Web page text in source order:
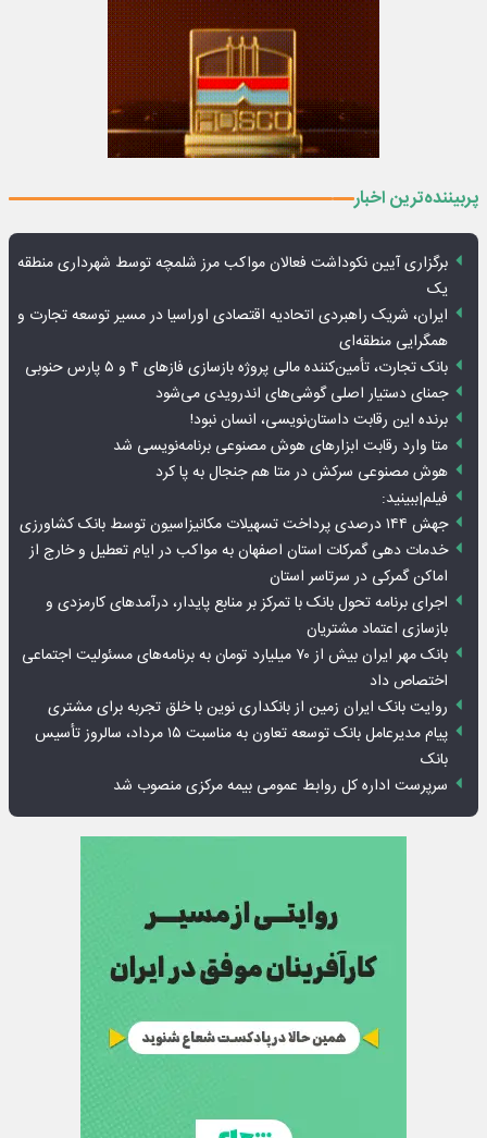
پربیننده‌ترین اخبار
برگزاری آیین نکوداشت فعالان مواکب مرز شلمچه توسط شهرداری منطقه
یک
ایران، شریک راهبردی اتحادیه اقتصادی اوراسیا در مسیر توسعه تجارت و
همگرایی منطقه‌ای
بانک تجارت، تأمین‌کننده مالی پروژه بازسازی فازهای ۴ و ۵ پارس حنوبی
جمنای دستیار اصلی گوشی‌های اندرویدی می‌شود
برنده این رقابت داستان‌نویسی، انسان نبود!
متا وارد رقابت ابزارهای هوش مصنوعی برنامه‌نویسی شد
هوش مصنوعی سرکش در متا هم جنجال به پا کرد
فیلم|ببینید:
جهش ۱۴۴ درصدی پرداخت تسهیلات مکانیزاسیون توسط بانک کشاورزی
خدمات دهی گمرکات استان اصفهان به مواکب در ایام تعطیل و خارج از
اماکن گمرکی در سرتاسر استان
اجرای برنامه تحول بانک با تمرکز بر منابع پایدار، درآمدهای کارمزدی و
بازسازی اعتماد مشتریان
بانک مهر ایران بیش از ۷۰ میلیارد تومان به برنامه‌های مسئولیت اجتماعی
اختصاص داد
روایت بانک ایران زمین از بانکداری نوین با خلق تجربه برای مشتری
پیام مدیرعامل بانک توسعه تعاون به مناسبت ۱۵ مرداد، سالروز تأسیس
بانک
سرپرست اداره کل روابط عمومی بیمه مرکزی منصوب شد